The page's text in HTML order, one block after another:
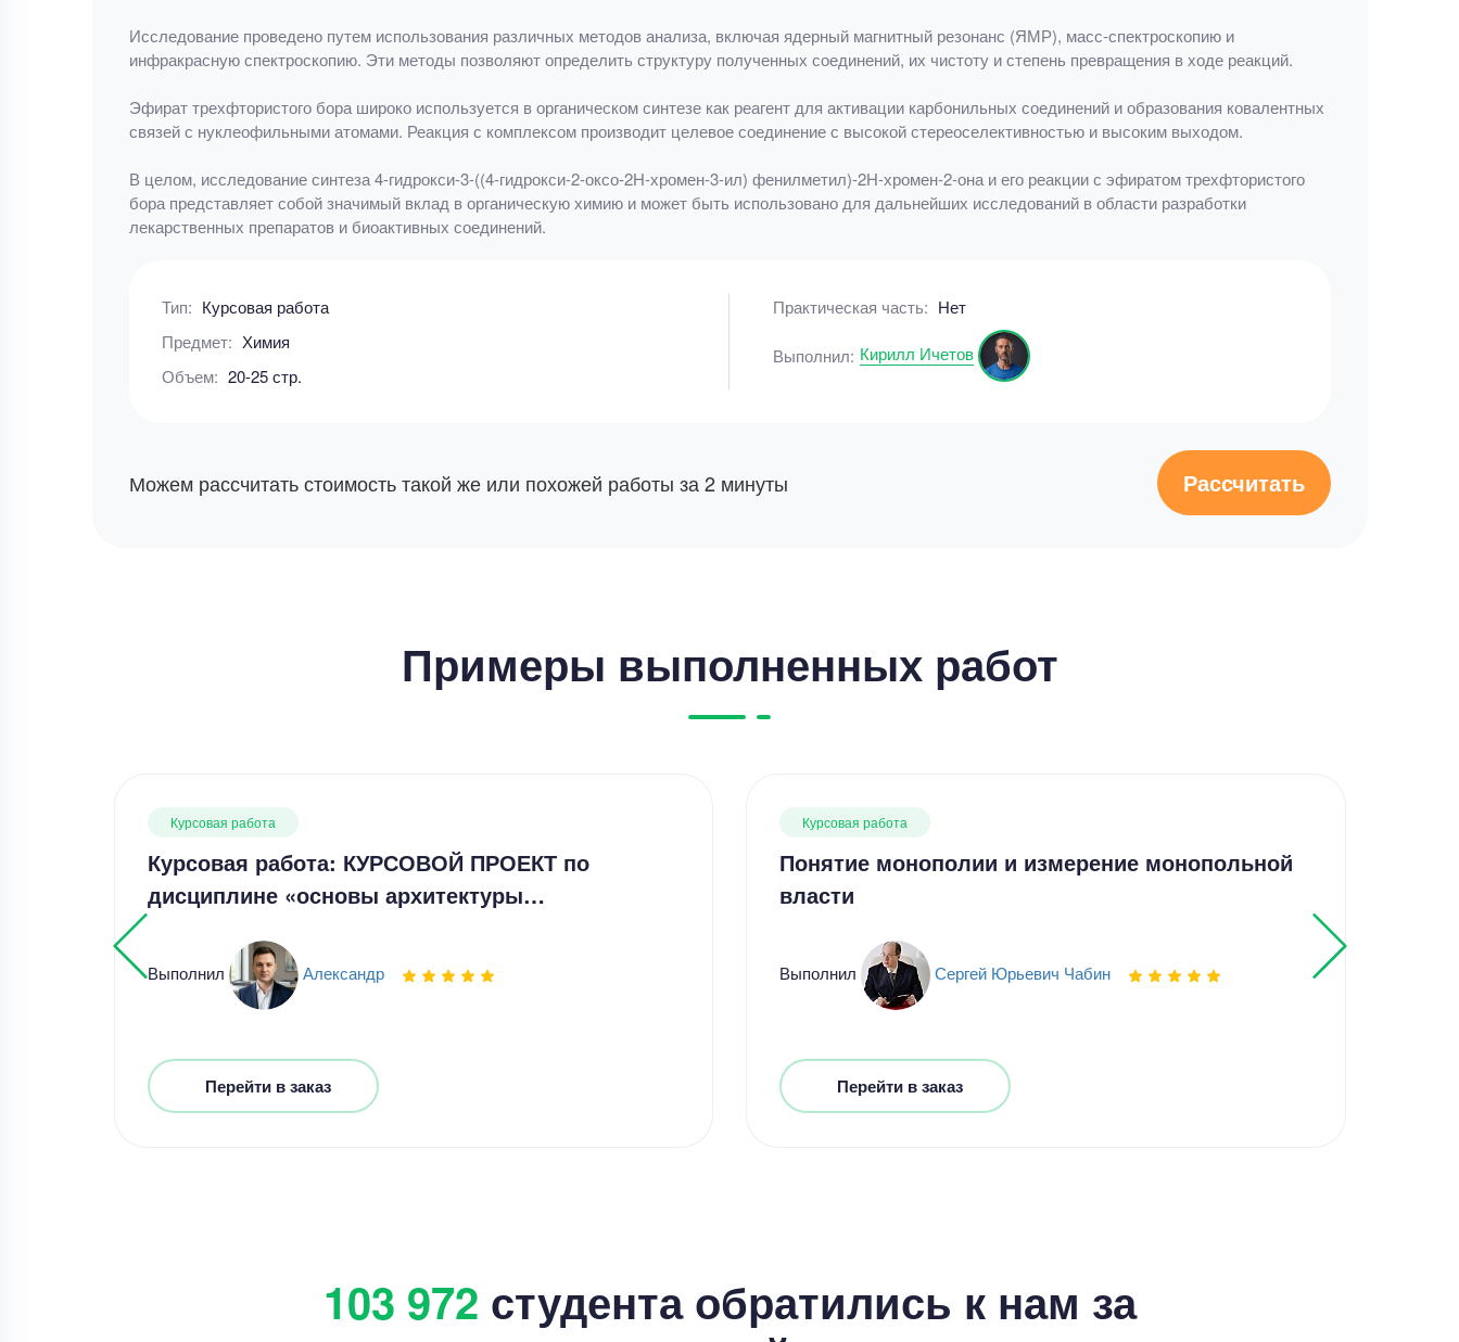
Исследование проведено путем использования различных методов анализа, включая ядерный магнитный резонанс (ЯМР), масс-спектроскопию и
инфракрасную спектроскопию. Эти методы позволяют определить структуру полученных соединений, их чистоту и степень превращения в ходе реакций.
Эфират трехфтористого бора широко используется в органическом синтезе как реагент для активации карбонильных соединений и образования ковалентных
связей с нуклеофильными атомами. Реакция с комплексом производит целевое соединение с высокой стереоселективностью и высоким выходом.
В целом, исследование синтеза 4-гидрокси-3-((4-гидрокси-2-оксо-2H-хромен-3-ил) фенилметил)-2Н-хромен-2-она и его реакции с эфиратом трехфтористого
бора представляет собой значимый вклад в органическую химию и может быть использовано для дальнейших исследований в области разработки
лекарственных препаратов и биоактивных соединений.
Тип: Курсовая работа
Предмет: Химия
Объем: 20-25 стр.
Практическая часть: Нет
Выполнил: Кирилл Ичетов
Можем рассчитать стоимость такой же или похожей работы за 2 минуты Рассчитать
Примеры выполненных работ
Курсовая работа
Курсовая работа: КУРСОВОЙ ПРОЕКТ по
дисциплине «основы архитектуры…
Выполнил Александр
Перейти в заказ
Курсовая работа
Понятие монополии и измерение монопольной
власти
Выполнил Сергей Юрьевич Чабин
Перейти в заказ
103 972 студента обратились к нам за